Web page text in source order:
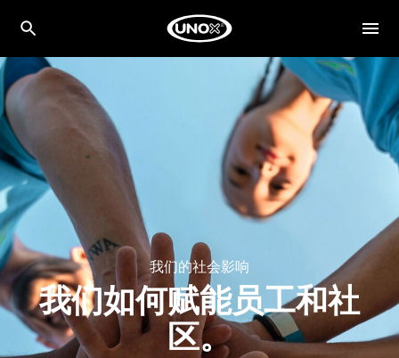
我们的社会影响
我们如何赋能员工和社
区。